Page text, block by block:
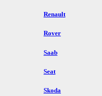
Renault
Rover
Saab
Seat
Skoda